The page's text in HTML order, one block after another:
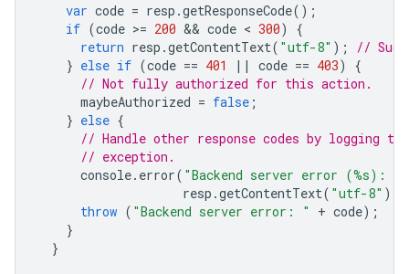
var code = resp .getResponseCode();
if (code >= 200 && code < 300)
{
return resp .getContentText( "utf-8" );
//
} else if (code == 401 || code == 403)
{
// Not fully authorized for this action.
maybeAuthorized = false ;
} else {
// Handle other response codes by logging
// exception.
console. error( "Backend server error (%s):
resp .getContentText( "utf-8" ));
throw ( "Backend server error: " + code);
}
}